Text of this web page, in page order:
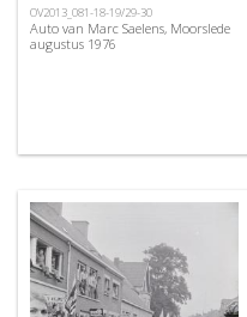
OV2013_081-18-19/29-30
Auto van Marc Saelens, Moorslede
augustus 1976